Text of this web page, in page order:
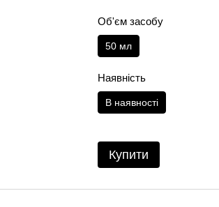
Об'єм засобу
50 мл
Наявність
В наявності
Купити